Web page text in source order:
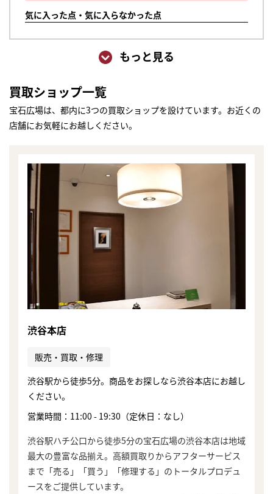
気に入った点・気に入らなかった点
もっと見る
買取ショップ一覧
宝石広場は、都内に3つの買取ショップを設けています。お近くの
店舗にお気軽にお越しください。
渋谷本店
販売・買取・修理
渋谷駅から徒歩5分。商品をお探しなら渋谷本店にお越し
ください。
営業時間：11:00 - 19:30（定休日：なし）
渋谷駅ハチ公口から徒歩5分の宝石広場の渋谷本店は地域
最大の豊富な品揃え。高額買取りからアフターサービス
まで「売る」「買う」「修理する」のトータルプロデュ
ースをご提供しています。